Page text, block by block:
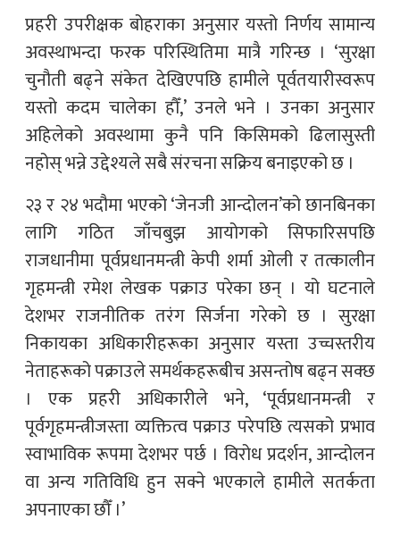
प्रहरी उपरीक्षक बोहराका अनुसार यस्तो निर्णय सामान्य
अवस्थाभन्दा फरक परिस्थितिमा मात्रै गरिन्छ । ‘सुरक्षा
चुनौती बढ्ने संकेत देखिएपछि हामीले पूर्वतयारीस्वरूप
यस्तो कदम चालेका हौँ,’ उनले भने । उनका अनुसार
अहिलेको अवस्थामा कुनै पनि किसिमको ढिलासुस्ती
नहोस् भन्ने उद्देश्यले सबै संरचना सक्रिय बनाइएको छ ।
२३ र २४ भदौमा भएको ‘जेनजी आन्दोलन’को छानबिनका
लागि गठित जाँचबुझ आयोगको सिफारिसपछि
राजधानीमा पूर्वप्रधानमन्त्री केपी शर्मा ओली र तत्कालीन
गृहमन्त्री रमेश लेखक पक्राउ परेका छन् । यो घटनाले
देशभर राजनीतिक तरंग सिर्जना गरेको छ । सुरक्षा
निकायका अधिकारीहरूका अनुसार यस्ता उच्चस्तरीय
नेताहरूको पक्राउले समर्थकहरूबीच असन्तोष बढ्न सक्छ
। एक प्रहरी अधिकारीले भने, ‘पूर्वप्रधानमन्त्री र
पूर्वगृहमन्त्रीजस्ता व्यक्तित्व पक्राउ परेपछि त्यसको प्रभाव
स्वाभाविक रूपमा देशभर पर्छ । विरोध प्रदर्शन, आन्दोलन
वा अन्य गतिविधि हुन सक्ने भएकाले हामीले सतर्कता
अपनाएका छौँ ।’